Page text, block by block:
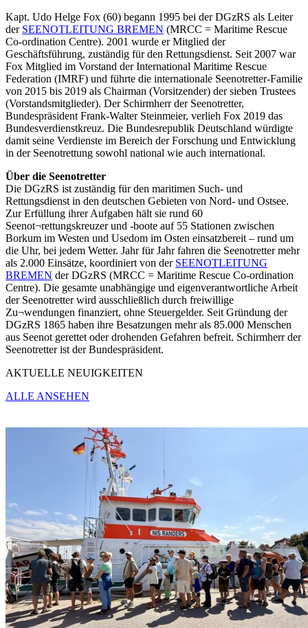
Kapt. Udo Helge Fox (60) begann 1995 bei der DGzRS als Leiter
der SEENOTLEITUNG BREMEN (MRCC = Maritime Rescue
Co-ordination Centre). 2001 wurde er Mitglied der
Geschäftsführung, zuständig für den Rettungsdienst. Seit 2007 war
Fox Mitglied im Vorstand der International Maritime Rescue
Federation (IMRF) und führte die internationale Seenotretter-Familie
von 2015 bis 2019 als Chairman (Vorsitzender) der sieben Trustees
(Vorstandsmitglieder). Der Schirmherr der Seenotretter,
Bundespräsident Frank-Walter Steinmeier, verlieh Fox 2019 das
Bundesverdienstkreuz. Die Bundesrepublik Deutschland würdigte
damit seine Verdienste im Bereich der Forschung und Entwicklung
in der Seenotrettung sowohl national wie auch international.
Über die Seenotretter
Die DGzRS ist zuständig für den maritimen Such- und
Rettungsdienst in den deutschen Gebieten von Nord- und Ostsee.
Zur Erfüllung ihrer Aufgaben hält sie rund 60
Seenot¬rettungskreuzer und -boote auf 55 Stationen zwischen
Borkum im Westen und Usedom im Osten einsatzbereit – rund um
die Uhr, bei jedem Wetter. Jahr für Jahr fahren die Seenotretter mehr
als 2.000 Einsätze, koordiniert von der SEENOTLEITUNG
BREMEN der DGzRS (MRCC = Maritime Rescue Co-ordination
Centre). Die gesamte unabhängige und eigenverantwortliche Arbeit
der Seenotretter wird ausschließlich durch freiwillige
Zu¬wendungen finanziert, ohne Steuergelder. Seit Gründung der
DGzRS 1865 haben ihre Besatzungen mehr als 85.000 Menschen
aus Seenot gerettet oder drohenden Gefahren befreit. Schirmherr der
Seenotretter ist der Bundespräsident.
AKTUELLE NEUIGKEITEN
ALLE ANSEHEN